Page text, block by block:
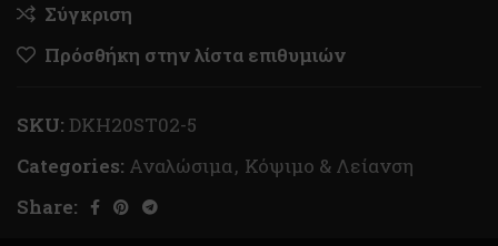
Σύγκριση
Πρόσθήκη στην λίστα επιθυμιών
SKU: DKH20ST02-5
Categories: Αναλώσιμα, Κόψιμο & Λείανση
Share: